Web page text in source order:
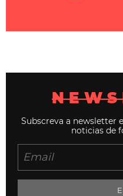
Subscreva a newsletter
noticias de